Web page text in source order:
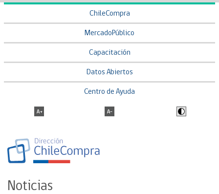
ChileCompra
MercadoPúblico
Capacitación
Datos Abiertos
Centro de Ayuda
Noticias